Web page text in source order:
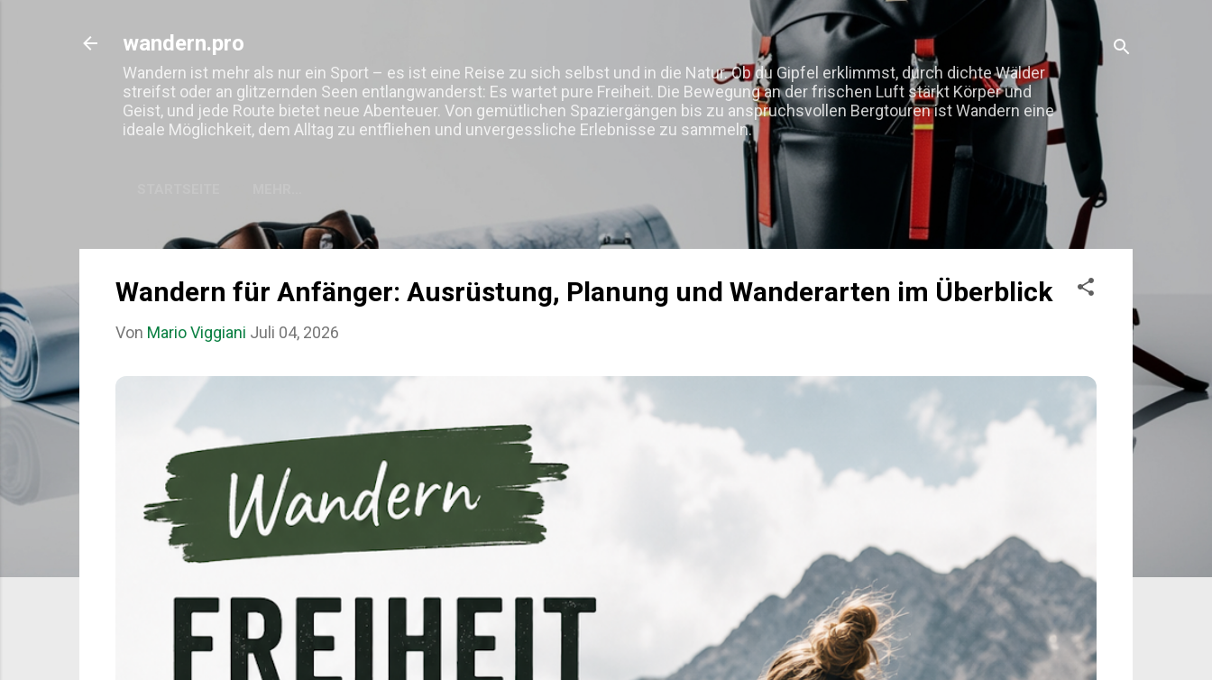
wandern.pro
Wandern ist mehr als nur ein Sport – es ist eine Reise zu sich selbst und in die Natur. Ob du Gipfel erklimmst, durch dichte Wälder
streifst oder an glitzernden Seen entlangwanderst: Es wartet pure Freiheit. Die Bewegung an der frischen Luft stärkt Körper und
Geist, und jede Route bietet neue Abenteuer. Von gemütlichen Spaziergängen bis zu anspruchsvollen Bergtouren ist Wandern eine
ideale Möglichkeit, dem Alltag zu entfliehen und unvergessliche Erlebnisse zu sammeln.
Wandern für Anfänger: Ausrüstung, Planung und Wanderarten im Überblick
Von Mario Viggiani Juli 04, 2026